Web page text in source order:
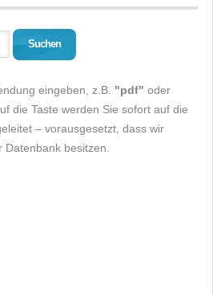
Suchen
eingeben, z.B. "pdf" oder
die Taste werden Sie sofort auf die
– vorausgesetzt, dass wir
besitzen.